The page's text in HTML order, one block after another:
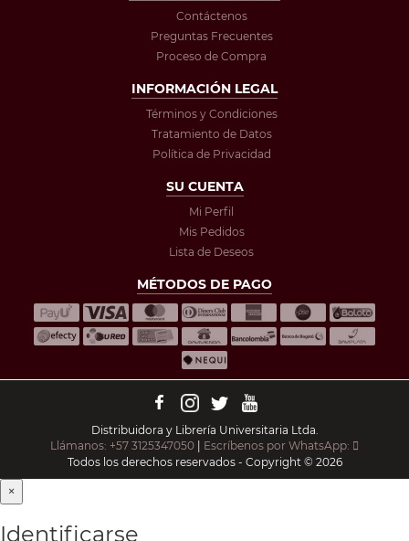
Contáctenos
Preguntas Frecuentes
Proceso de Compra
INFORMACIÓN LEGAL
Términos y Condiciones
Tratamiento de Datos
Política de Privacidad
SU CUENTA
Mi Perfil
Mis Pedidos
Lista de Deseos
MÉTODOS DE PAGO
Distribuidora y Librería Universitaria Ltda.
Llámanos: +57 3125347050 | Escríbenos por WhatsApp:
Todos los derechos reservados - Copyright © 2026
×
Identificarse